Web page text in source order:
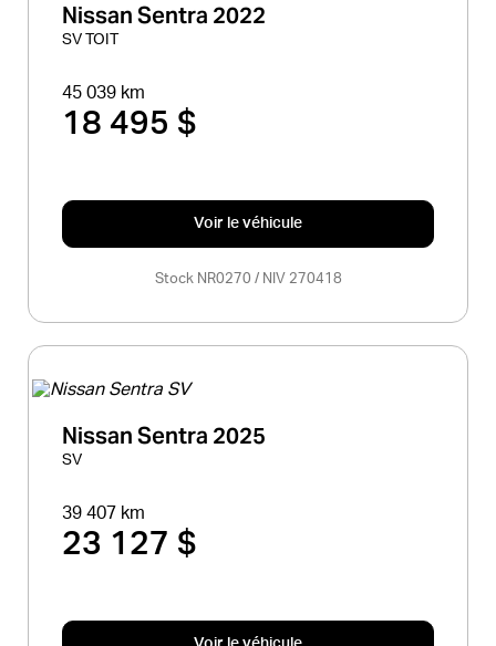
Nissan Sentra 2022
SV TOIT
45 039 km
18 495 $
Voir le véhicule
Stock NR0270 / NIV 270418
Nissan Sentra 2025
SV
39 407 km
23 127 $